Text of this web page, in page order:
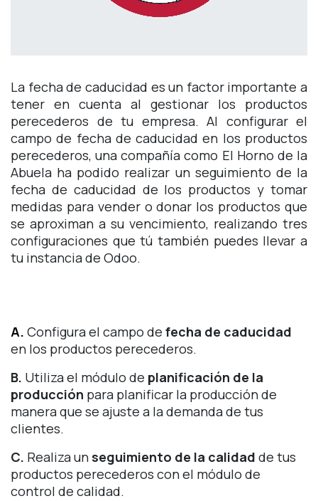
La fecha de caducidad es un factor importante a
tener en cuenta al gestionar los productos
perecederos de tu empresa. Al configurar el
campo de fecha de caducidad en los productos
perecederos, una compañía como El Horno de la
Abuela ha podido realizar un seguimiento de la
fecha de caducidad de los productos y tomar
medidas para vender o donar los productos que
se aproximan a su vencimiento, realizando tres
configuraciones que tú también puedes llevar a
tu instancia de Odoo.
A. Configura el campo de fecha de caducidad
en los productos perecederos.
B. Utiliza el módulo de planificación de la
producción para planificar la producción de
manera que se ajuste a la demanda de tus
clientes.
C. Realiza un seguimiento de la calidad de tus
productos perecederos con el módulo de
control de calidad.